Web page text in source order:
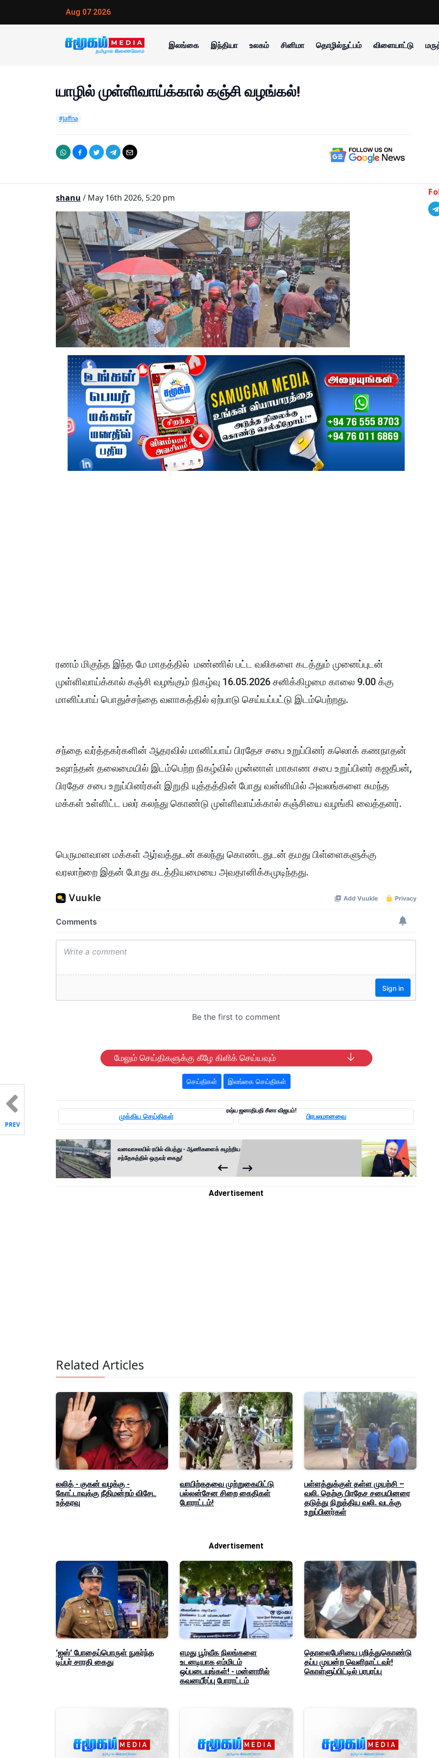
Aug 07 2026
இலங்கை இந்தியா உலகம் சினிமா தொழில்நுட்பம் விளையாட்டு
யாழில் முள்ளிவாய்க்கால் கஞ்சி வழங்கல்!
#Jaffna
shanu / May 16th 2026, 5:20 pm
ரணம் மிகுந்த இந்த மே மாதத்தில் மண்ணில் பட்ட வலிகளை கடத்தும் முனைப்புடன்
முள்ளிவாய்க்கால் கஞ்சி வழங்கும் நிகழ்வு 16.05.2026 சனிக்கிழமை காலை 9.00 க்கு
மானிப்பாய் பொதுச்சந்தை வளாகத்தில் ஏற்பாடு செய்யப்பட்டு இடம்பெற்றது.
சந்தை வர்த்தகர்களின் ஆதரவில் மானிப்பாய் பிரதேச சபை உறுப்பினர் கலொக் கணநாதன்
உஷாந்தன் தலைமையில் இடம்பெற்ற நிகழ்வில் முன்னாள் மாகாண சபை உறுப்பினர் கஜதீபன்,
பிரதேச சபை உறுப்பினர்கள் இறுதி யுத்தத்தின் போது வன்னியில் அவலங்களை சுமந்த
மக்கள் உள்ளிட்ட பலர் கலந்து கொண்டு முள்ளிவாய்க்கால் கஞ்சியை வழங்கி வைத்தனர்.
பெருமளவான மக்கள் ஆர்வத்துடன் கலந்து கொண்டதுடன் தமது பிள்ளைகளுக்கு
வரலாற்றை இதன் போது கடத்தியமையை அவதானிக்கமுடிந்தது.
மேலும் செய்திகளுக்கு கீழே கிளிக் செய்யவும்
செய்திகள் இலங்கை செய்திகள்
முக்கிய செய்திகள் பிரபலமானவை
வனவாசலயில் ரயில் விபத்து - ஆணிகளைக் கழற்றிய
சந்தேகத்தில் ஒருவர் கைது!
ரஷ்ய ஜனாதிபதி சீனா விஜயம்!
PREV
Advertisement
Related Articles
லலித் - குகன் வழக்கு -
கோட்டாவுக்கு நீதிமன்றம் விசேட
உத்தரவு
வாயிற்கதவை முற்றுகையிட்டு
பல்லன்சேன சிறை கைதிகள்
போராட்டம்!
பள்ளத்துக்குள் தள்ள முயற்சி –
வலி. தெற்கு பிரதேச சபையினரை
தடுத்து நிறுத்திய வலி. வடக்கு
உறுப்பினர்கள்
Advertisement
'ஐஸ்' போதைப்பொருள் நுகர்ந்த
டிப்பர் சாரதி கைது
எமது பூர்வீக நிலங்களை
உடனடியாக எம்மிடம்
ஒப்படையுங்கள்! - மன்னாரில்
கவனயீர்ப்பு போராட்டம்
தொலைபேசியை பறித்துகொண்டு
தப்ப முயன்ற வெளிநாட்டவர்!
கொள்ளுப்பிட்டில் பரபரப்பு